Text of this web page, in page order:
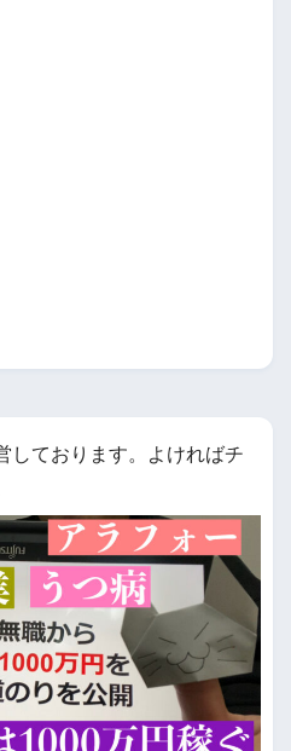
しております。よければチ